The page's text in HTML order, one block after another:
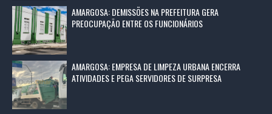
AMARGOSA: DEMISSÕES NA PREFEITURA GERA
PREOCUPAÇÃO ENTRE OS FUNCIONÁRIOS
AMARGOSA: EMPRESA DE LIMPEZA URBANA ENCERRA
ATIVIDADES E PEGA SERVIDORES DE SURPRESA